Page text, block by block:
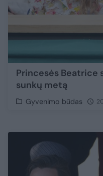
Princesės Beatrice
sunkų metą
Gyvenimo būdas